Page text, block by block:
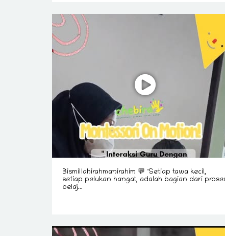
Bismillahirahmanirahim 💬 "Setiap tawa kecil,
setiap pelukan hangat, adalah bagian dari
belaj...